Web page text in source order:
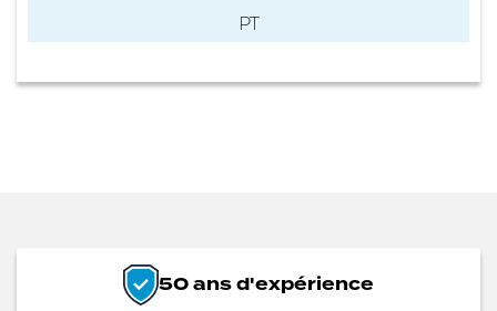
PT
50 ans d'expérience